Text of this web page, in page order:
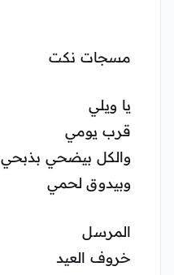
مسجات نكت
يا ويلي
قرب يومي
والكل بيضحي بذبحي
وبيدوق لحمي
المرسل
خروف العيد